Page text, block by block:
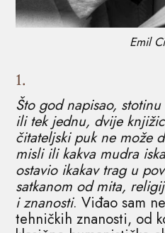
Emil
1.
Što god napisao,
ili tek jednu, dvije
čitateljski puk ne može
misli ili kakva mudra
ostavio ikakav trag u
satkanom od mita,
i znanosti. Viđao sam
tehničkih znanosti, od